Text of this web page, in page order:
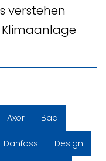
verstehen
Axor Bad
Danfoss Design